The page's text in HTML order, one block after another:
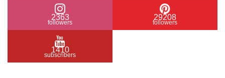
2363
followers
29208
followers
1410
subscribers